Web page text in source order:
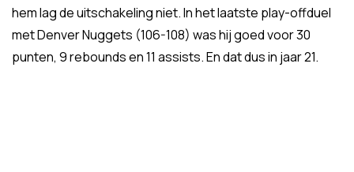
hem lag de uitschakeling niet. In het laatste play-offduel
met Denver Nuggets (106-108) was hij goed voor 30
punten, 9 rebounds en 11 assists. En dat dus in jaar 21.